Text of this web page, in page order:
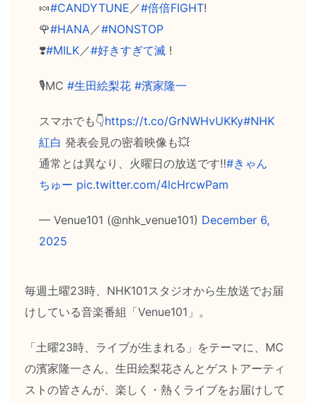
🍬#CANDYTUNE ／#倍倍FIGHT!
🌹#HANA／#NONSTOP
❣️#MILK／#好きすぎて滅 !
🎙MC #生田絵梨花 #濱家隆一
スマホでも👇https://t.co/GrNWHvUKKy#NHK
紅白 発表会見の密着映像も💥
通常とは異なり、火曜日の放送です‼️#きゃん
ちゅー pic.twitter.com/4lcHrcwPam
— Venue101 (@nhk_venue101) December 6,
2025
毎週土曜23時、NHK101スタジオから生放送でお届
けしている音楽番組「Venue101」。
「土曜23時、ライブが生まれる」をテーマに、MC
の濱家隆一さん、生田絵梨花さんとゲストアーティ
ストの皆さんが、楽しく・熱くライブをお届けして